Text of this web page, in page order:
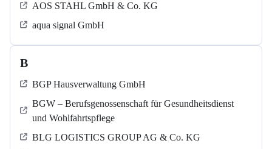
AOS STAHL GmbH & Co. KG
aqua signal GmbH
B
BGP Hausverwaltung GmbH
BGW – Berufsgenossenschaft für Gesundheitsdienst
und Wohlfahrtspflege
BLG LOGISTICS GROUP AG & Co. KG